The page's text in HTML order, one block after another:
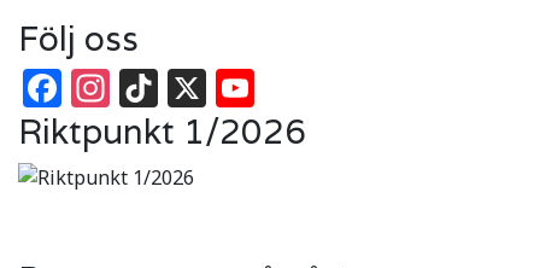
Följ oss
Facebook
Instagram
TikTok
X
Riktpunkt 1/2026